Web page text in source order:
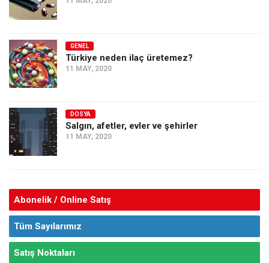
GENEL
Türkiye neden ilaç üretemez?
11 MAY, 2020
DOSYA
Salgın, afetler, evler ve şehirler
11 MAY, 2020
Abonelik / Online Satış
Tüm Sayılarımız
Satış Noktaları